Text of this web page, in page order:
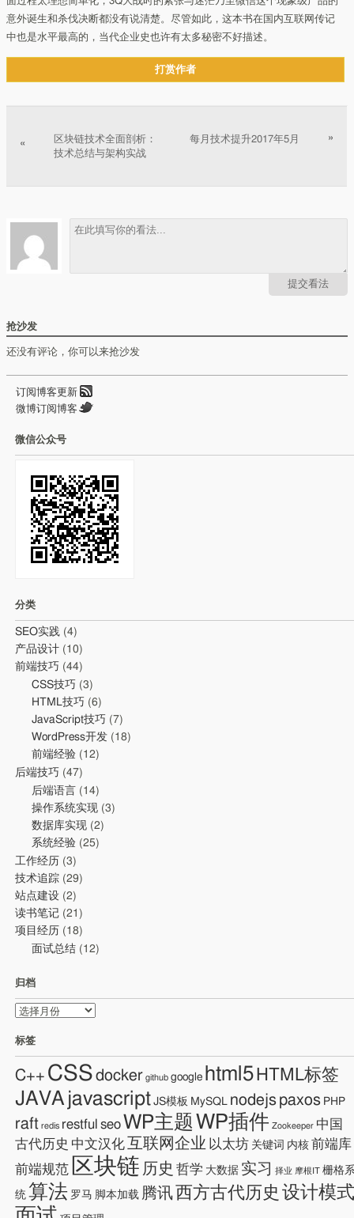
意外诞生和杀伐决断都没有说清楚。尽管如此，这本书在国内互联网传记
中也是水平最高的，当代企业史也许有太多秘密不好描述。
打赏作者
«
区块链技术全面剖析：
技术总结与架构实战
每月技术提升2017年5月 »
提交看法
抢沙发
还没有评论，你可以来抢沙发
订阅博客更新
微博订阅博客
微信公众号
分类
SEO实践 (4)
产品设计 (10)
前端技巧 (44)
CSS技巧 (3)
HTML技巧 (6)
JavaScript技巧 (7)
WordPress开发 (18)
前端经验 (12)
后端技巧 (47)
后端语言 (14)
操作系统实现 (3)
数据库实现 (2)
系统经验 (25)
工作经历 (3)
技术追踪 (29)
站点建设 (2)
读书笔记 (21)
项目经历 (18)
面试总结 (12)
归档
归
标签
C++ CSS docker github google html5 HTML标签
JAVA javascript JS模板 MySQL nodejs paxos PHP
raft redis restful seoWP主题 WP插件 Zookeeper 中国
古代历史 中文汉化互联网企业 以太坊 关键词 内核 前端库
前端规范 区块链 历史 哲学 大数据 实习 择业 摩根IT 栅格
统 算法 罗马 脚本加载 腾讯 西方古代历史 设计模